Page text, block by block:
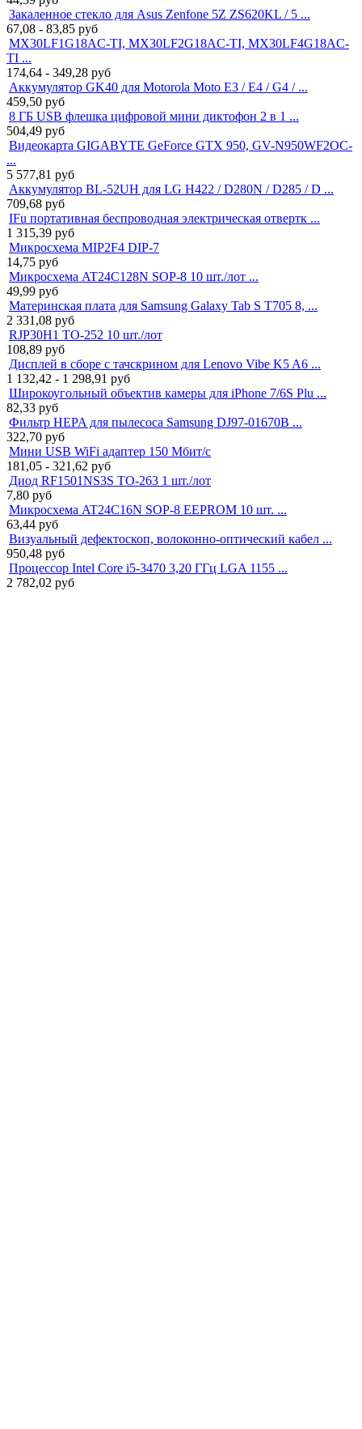
Закаленное стекло для Asus Zenfone 5Z ZS620KL / 5 ...
67,08 - 83,85 руб
MX30LF1G18AC-TI, MX30LF2G18AC-TI, MX30LF4G18AC-
TI ...
174,64 - 349,28 руб
Аккумулятор GK40 для Motorola Moto E3 / E4 / G4 / ...
459,50 руб
8 ГБ USB флешка цифровой мини диктофон 2 в 1 ...
504,49 руб
Видеокарта GIGABYTE GeForce GTX 950, GV-N950WF2OC-
...
5 577,81 руб
Аккумулятор BL-52UH для LG H422 / D280N / D285 / D ...
709,68 руб
IFu портативная беспроводная электрическая отвертк ...
1 315,39 руб
Микросхема MIP2F4 DIP-7
14,75 руб
Микросхема AT24C128N SOP-8 10 шт./лот ...
49,99 руб
Материнская плата для Samsung Galaxy Tab S T705 8, ...
2 331,08 руб
RJP30H1 TO-252 10 шт./лот
108,89 руб
Дисплей в сборе с тачскрином для Lenovo Vibe K5 A6 ...
1 132,42 - 1 298,91 руб
Широкоугольный объектив камеры для iPhone 7/6S Plu ...
82,33 руб
Фильтр HEPA для пылесоса Samsung DJ97-01670B ...
322,70 руб
Мини USB WiFi адаптер 150 Мбит/с
181,05 - 321,62 руб
Диод RF1501NS3S TO-263 1 шт./лот
7,80 руб
Микросхема AT24C16N SOP-8 EEPROM 10 шт. ...
63,44 руб
Визуальный дефектоскоп, волоконно-оптический кабел ...
950,48 руб
Процессор Intel Core i5-3470 3,20 ГГц LGA 1155 ...
2 782,02 руб